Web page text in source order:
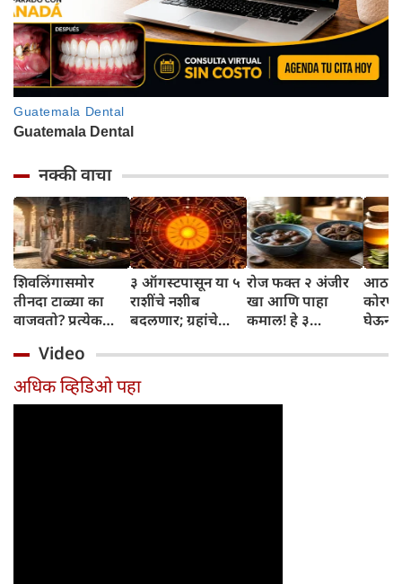
नक्की वाचा
शिवलिंगासमोर
तीनदा टाळ्या का
वाजवतो? प्रत्येक
जाणून घ्या
३ ऑगस्टपासून या ५
राशींचे नशीब
बदलणार; ग्रहांचे
संपतील आणि शुभ
दिवसांची सुरुवात
होईल
रोज फक्त २ अंजीर
खा आणि पाहा
कमाल! हे ३
तुम्हाला ठाऊक
घेऊन
Video
अधिक व्हिडिओ पहा